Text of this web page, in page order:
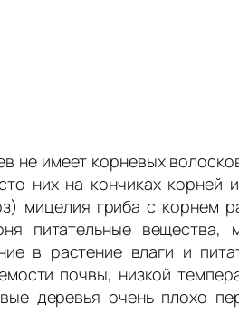
не имеет корневых
них на кончиках корней
мицелия гриба с корнем
питательные вещества,
в растение влаги и
почвы, низкой
деревья очень плохо